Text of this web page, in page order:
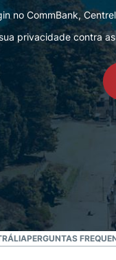
no CommBank,
privacidade contra
PERGUNTAS